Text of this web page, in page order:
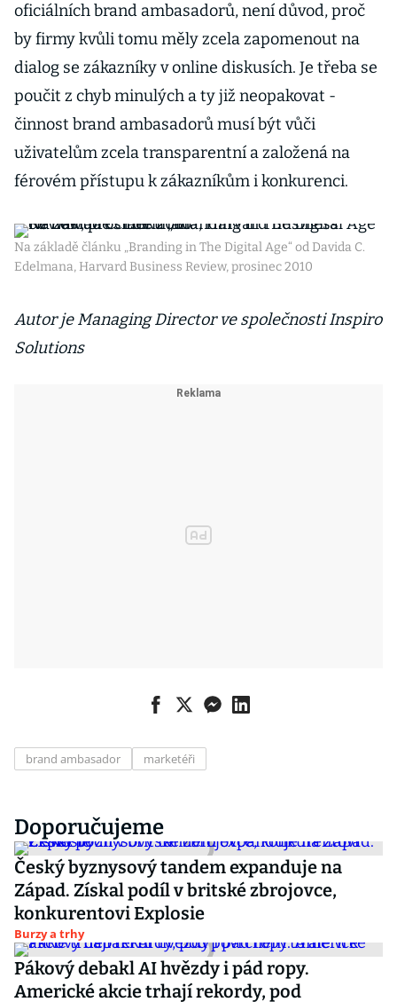
oficiálních brand ambasadorů, není důvod, proč
by firmy kvůli tomu měly zcela zapomenout na
dialog se zákazníky v online diskusích. Je třeba se
poučit z chyb minulých a ty již neopakovat -
činnost brand ambasadorů musí být vůči
uživatelům zcela transparentní a založená na
férovém přístupu k zákazníkům i konkurenci.
Na základě článku „Branding in The Digital Age“ od Davida C.
Edelmana, Harvard Business Review, prosinec 2010
Autor je Managing Director ve společnosti Inspiro
Solutions
brand ambasador marketéři
Doporučujeme
Český byznysový tandem expanduje na
Západ. Získal podíl v britské zbrojovce,
konkurentovi Explosie
Burzy a trhy
Pákový debakl AI hvězdy i pád ropy.
Americké akcie trhají rekordy, pod